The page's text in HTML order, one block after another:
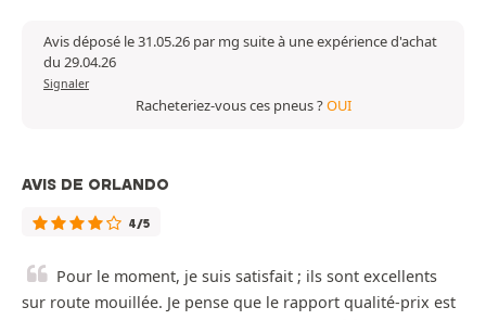
Avis déposé le 31.05.26 par mg suite à une expérience d'achat
du 29.04.26
Signaler
Racheteriez-vous ces pneus ?OUI
AVIS DE ORLANDO
4/5
Pour le moment, je suis satisfait ; ils sont excellents
sur route mouillée. Je pense que le rapport qualité-prix est